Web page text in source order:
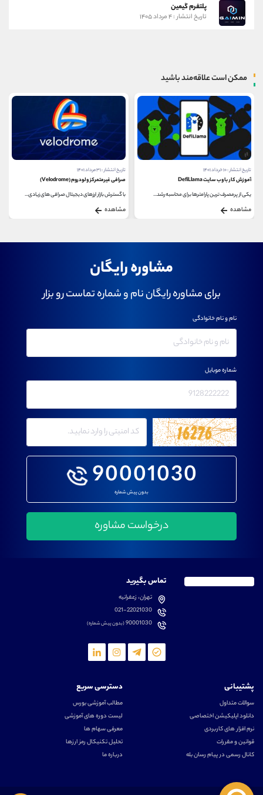
پلتفرم گیمین
تاریخ انتشار : ۴ مرداد ۱۴۰۵
ممکن است علاقه‌مند باشید
تاریخ انتشار : ۳۱ مرداد ۱۴۰۱
صرافی غیرمتمرکز ولودروم (Velodrome)
با گسترش بازار ارزهای دیجیتال صرافی های زیادی...
مشاهده
تاریخ انتشار : ۲۳ مهر ۱۴۰۲
روش های کسب درآمد از NFT
مشاهده
مشاوره رایگان
برای مشاوره رایگان نام و شماره تماست رو بزار
90001030
بدون پیش شماره
نام و نام خانوادگی
شماره موبایل
تماس بگیرید
تهران، زعفرانیه
021-22021030
90001030(بدون پیش شماره)
پشتیبانی
سوالات متداول
دانلود اپلیکیشن اختصاصی
نرم افزار های کاربردی
قوانین و مقررات
کانال رسمی در پیام رسان بله
دسترسی سریع
مطالب آموزشی بورس
لیست دوره های آموزشی
معرفی سهام ها
تحلیل تکنیکال رمز ارزها
درباره ما